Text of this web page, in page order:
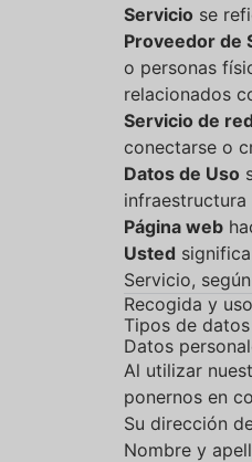
Servicio se
Proveedor de
o personas
relacionados
Servicio de
conectarse o
Datos de Uso
Página web
Usted
Servicio,
Recogida y
Tipos de
Datos
Al utilizar
ponernos en
Su dirección
Nombre y